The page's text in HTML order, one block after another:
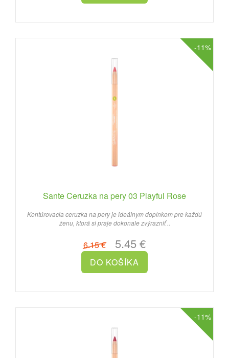
-11%
Sante Ceruzka na pery 03 Playful Rose
Kontúrovacia ceruzka na pery je ideálnym doplnkom pre každú
ženu, ktorá si praje dokonale zvýrazniť ..
6.15 €5.45 €
-11%